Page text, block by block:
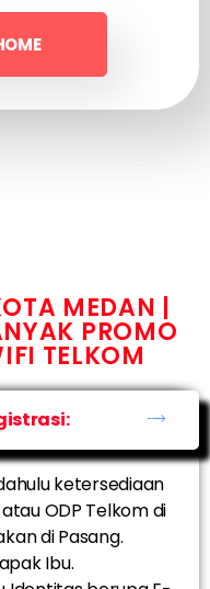
MEDAN |
PROMO
TELKOM
ketersediaan
ODP Telkom di
di Pasang.
Ibu.